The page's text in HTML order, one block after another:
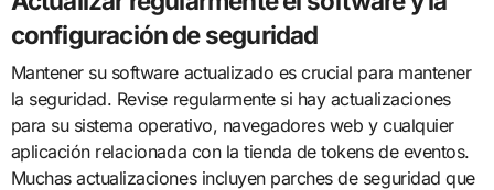
configuración de seguridad
Mantener su software actualizado es crucial para mantener
la seguridad. Revise regularmente si hay actualizaciones
para su sistema operativo, navegadores web y cualquier
aplicación relacionada con la tienda de tokens de eventos.
Muchas actualizaciones incluyen parches de seguridad que